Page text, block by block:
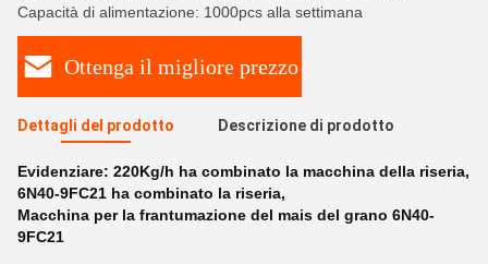
Capacità di alimentazione: 1000pcs alla settimana
Ottenga il migliore prezzo
Dettagli del prodotto Descrizione di prodotto
Evidenziare: 220Kg/h ha combinato la macchina della riseria,
6N40-9FC21 ha combinato la riseria,
Macchina per la frantumazione del mais del grano 6N40-
9FC21